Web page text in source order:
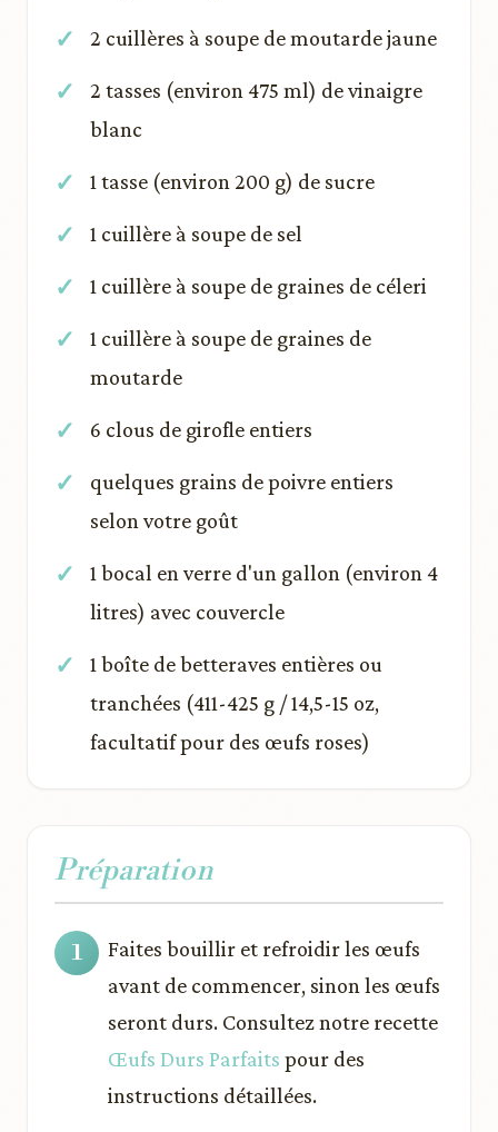
2 cuillères à soupe de moutarde jaune
2 tasses (environ 475 ml) de vinaigre
blanc
1 tasse (environ 200 g) de sucre
1 cuillère à soupe de sel
1 cuillère à soupe de graines de céleri
1 cuillère à soupe de graines de
moutarde
6 clous de girofle entiers
quelques grains de poivre entiers
selon votre goût
1 bocal en verre d'un gallon (environ 4
litres) avec couvercle
1 boîte de betteraves entières ou
tranchées (411-425 g / 14,5-15 oz,
facultatif pour des œufs roses)
Préparation
Faites bouillir et refroidir les œufs
avant de commencer, sinon les œufs
seront durs. Consultez notre recette
Œufs Durs Parfaits pour des
instructions détaillées.